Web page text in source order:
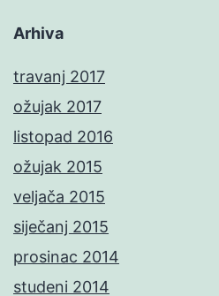
Arhiva
travanj 2017
ožujak 2017
listopad 2016
ožujak 2015
veljača 2015
siječanj 2015
prosinac 2014
studeni 2014